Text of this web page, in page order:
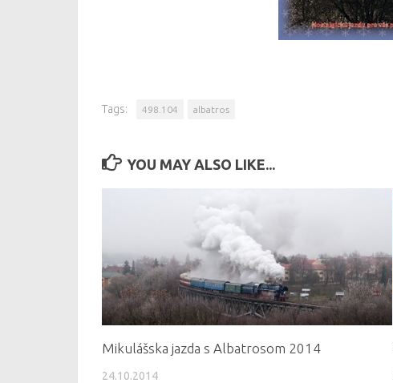
Tags: 498.104 albatros
YOU MAY ALSO LIKE...
Mikulášska jazda s Albatrosom 2014
24.10.2014